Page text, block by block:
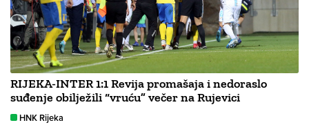
RIJEKA-INTER 1:1 Revija promašaja i nedoraslo
suđenje obilježili “vruću” večer na Rujevici
HNK Rijeka